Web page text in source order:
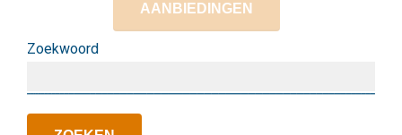
AANBIEDINGEN
Zoekwoord